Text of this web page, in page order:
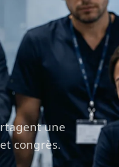
une
congrès.